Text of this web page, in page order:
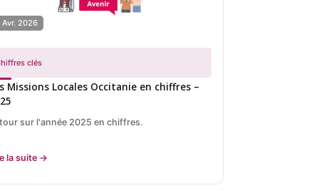
Avr. 2026
clés
Missions Locales Occitanie en chiffres –
sur l'année 2025 en chiffres.
la suite →